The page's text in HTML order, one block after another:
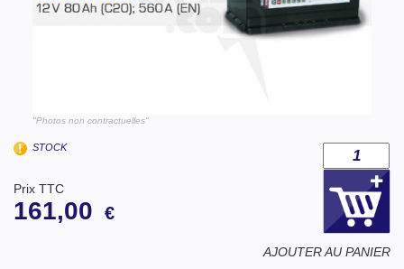
"Photos non contractuelles"
STOCK
Prix TTC
161,00 €
AJOUTER AU PANIER